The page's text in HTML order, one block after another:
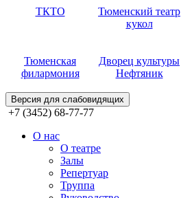
ТКТО
Тюменский театр
кукол
Тюменская
филармония
Дворец культуры
Нефтяник
Версия для слабовидящих
+7 (3452) 68-77-77
О нас
О театре
Залы
Репертуар
Труппа